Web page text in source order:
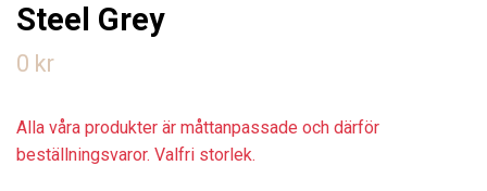
Steel Grey
0 kr
Alla våra produkter är måttanpassade och därför
beställningsvaror. Valfri storlek.